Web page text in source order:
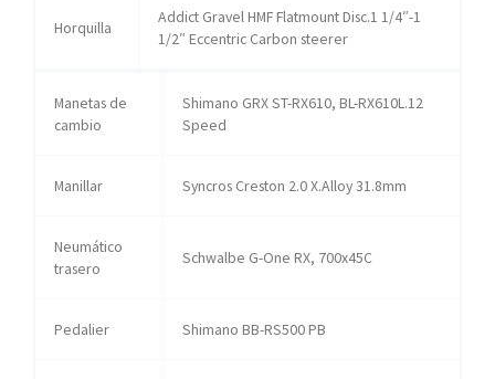
Horquilla
Addict Gravel HMF Flatmount Disc.1 1/4″-1
1/2″ Eccentric Carbon steerer
Manetas de
cambio
Shimano GRX ST-RX610, BL-RX610L.12
Speed
Manillar Syncros Creston 2.0 X.Alloy 31.8mm
Neumático
trasero
Schwalbe G-One RX, 700x45C
Pedalier Shimano BB-RS500 PB